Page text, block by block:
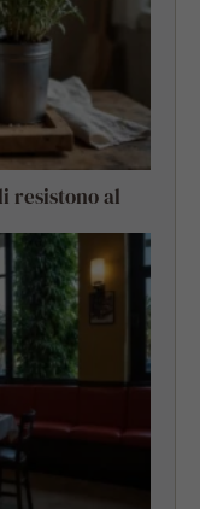
resistono al